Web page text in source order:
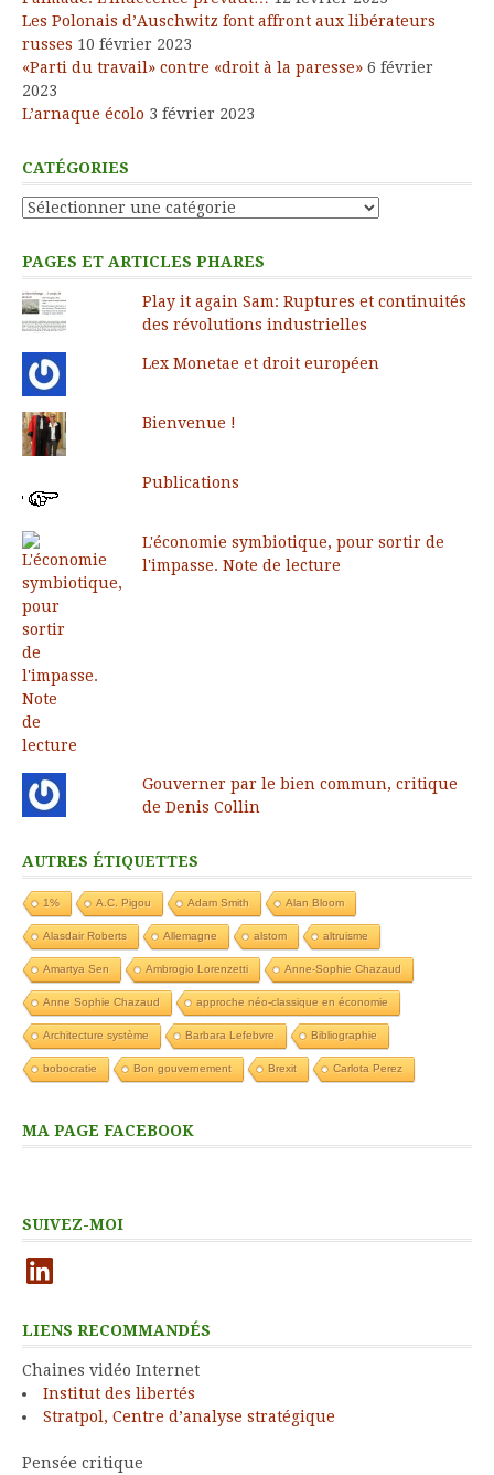
Les Polonais d’Auschwitz font affront aux libérateurs
russes 10 février 2023
«Parti du travail» contre «droit à la paresse» 6 février
2023
L’arnaque écolo 3 février 2023
CATÉGORIES
Catégories
PAGES ET ARTICLES PHARES
Play it again Sam: Ruptures et continuités
des révolutions industrielles
Lex Monetae et droit européen
Bienvenue !
Publications
L'économie symbiotique, pour sortir de
l'impasse. Note de lecture
Gouverner par le bien commun, critique
de Denis Collin
AUTRES ÉTIQUETTES
1% A.C. Pigou Adam Smith Alan Bloom
Alasdair Roberts Allemagne alstom altruisme
Amartya Sen Ambrogio Lorenzetti Anne-Sophie Chazaud
Anne Sophie Chazaud approche néo-classique en économie
Architecture système Barbara Lefebvre Bibliographie
bobocratie Bon gouvernement Brexit Carlota Perez
MA PAGE FACEBOOK
SUIVEZ-MOI
LinkedIn
LIENS RECOMMANDÉS
Chaines vidéo Internet
Institut des libertés
Stratpol, Centre d’analyse stratégique
Pensée critique